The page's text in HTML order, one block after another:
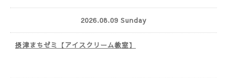
2026.08.09 Sunday
摂津まちゼミ【アイスクリーム教室】